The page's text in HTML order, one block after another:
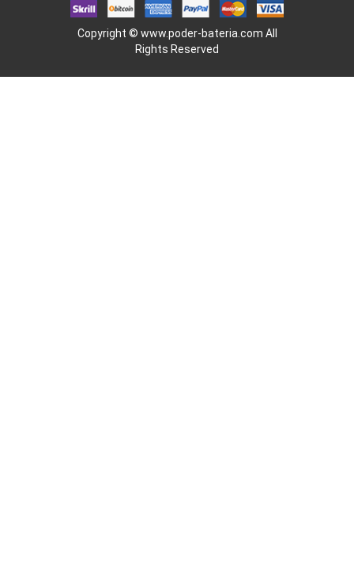
Copyright © www.poder-bateria.com All
Rights Reserved